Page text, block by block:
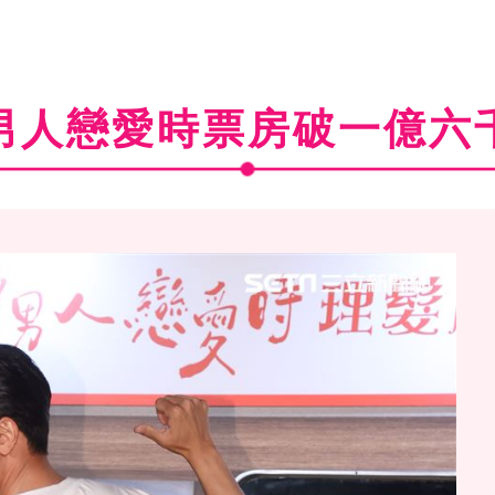
人戀愛時票房破一億六